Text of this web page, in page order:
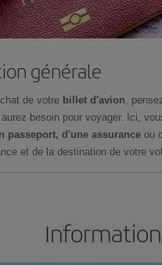
générale
de votre billet d'avion,
besoin pour voyager. Ici,
passeport, d'une assurance ou
et de la destination de votre